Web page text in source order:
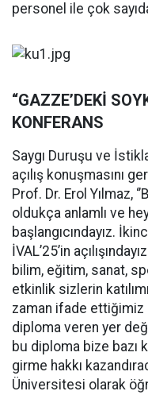
personel ile çok
“GAZZE’DEKİ
KONFERANS
Saygı Duruşu ve
açılış konuşmasını
Prof. Dr. Erol Yılmaz,
oldukça anlamlı ve
başlangıcındayız.
İVAL’25’in
bilim, eğitim, sanat,
etkinlik sizlerin
zaman ifade ettiğimiz
diploma veren yer
bu diploma bize bazı
girme hakkı
Üniversitesi olarak